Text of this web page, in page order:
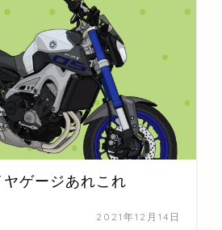
ゲージあれこれ
2021年12月14日